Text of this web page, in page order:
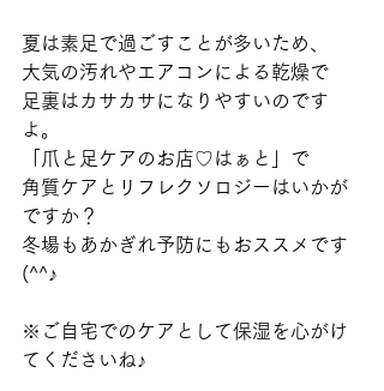
夏は素足で過ごすことが多いため、
大気の汚れやエアコンによる乾燥で
足裏はカサカサになりやすいのです
よ。
「爪と足ケアのお店♡はぁと」で
角質ケアとリフレクソロジーはいかが
ですか？
冬場もあかぎれ予防にもおススメです
(^^♪
※ご自宅でのケアとして保湿を心がけ
てくださいね♪